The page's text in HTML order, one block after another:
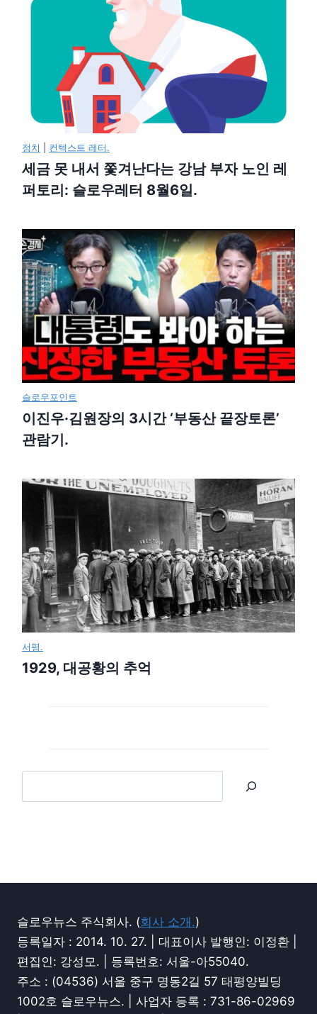
정치 컨텍스트 레터.
세금 못 내서 쫓겨난다는 강남 부자 노인 레
퍼토리: 슬로우레터 8월6일.
슬로우포인트
이진우·김원장의 3시간 ‘부동산 끝장토론’
관람기.
서평.
1929, 대공황의 추억
슬로우뉴스 주식회사. (회사 소개.)
등록일자 : 2014. 10. 27. | 대표이사 발행인: 이정환 |
편집인: 강성모. | 등록번호: 서울-아55040.
주소 : (04536) 서울 중구 명동2길 57 태평양빌딩
1002호 슬로우뉴스. | 사업자 등록 : 731-86-02969